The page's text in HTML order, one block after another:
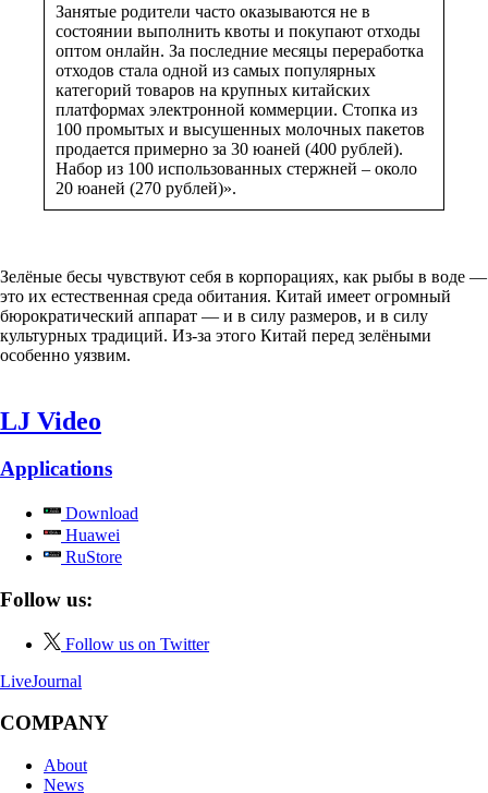
Занятые родители часто оказываются не в
состоянии выполнить квоты и покупают отходы
оптом онлайн. За последние месяцы переработка
отходов стала одной из самых популярных
категорий товаров на крупных китайских
платформах электронной коммерции. Стопка из
100 промытых и высушенных молочных пакетов
продается примерно за 30 юаней (400 рублей).
Набор из 100 использованных стержней – около
20 юаней (270 рублей)».
Зелёные бесы чувствуют себя в корпорациях, как рыбы в воде —
это их естественная среда обитания. Китай имеет огромный
бюрократический аппарат — и в силу размеров, и в силу
культурных традиций. Из-за этого Китай перед зелёными
особенно уязвим.
LJ Video
Applications
Download
Huawei
RuStore
Follow us:
Follow us on Twitter
LiveJournal
COMPANY
About
News